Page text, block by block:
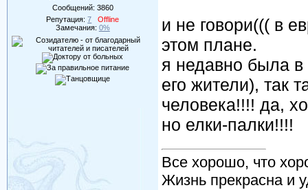
Сообщений: 3860
Репутация:7
Offline
Замечания: 0%
и не говори((( в
этом плане.
я недавно была
его жители), так
человека!!!! да,
но елки-палки!!!!
Все хорошо, что
Жизнь прекрасна и